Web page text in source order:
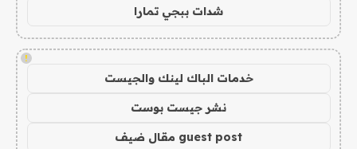
شدات ببجي تمارا
!
خدمات الباك لينك والجيست
نشر جيست بوست
guest post مقال ضيف